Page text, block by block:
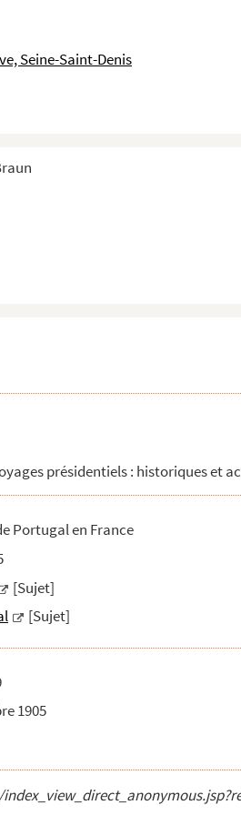
Seine-Saint-Denis
de Ra...présidentiels : historiques et
Portugal en France
[Sujet]
[Sujet]
1905